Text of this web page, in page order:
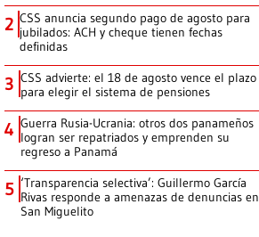
2 CSS anuncia segundo pago de agosto para
jubilados: ACH y cheque tienen fechas
definidas
3 CSS advierte: el 18 de agosto vence el plazo
para elegir el sistema de pensiones
4 Guerra Rusia-Ucrania: otros dos panameños
logran ser repatriados y emprenden su
regreso a Panamá
5 ‘Transparencia selectiva’: Guillermo García
Rivas responde a amenazas de denuncias en
San Miguelito